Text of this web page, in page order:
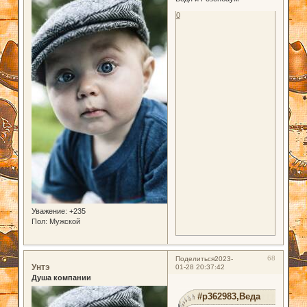
Уважение: +235
Пол: Мужской
0
Поделиться 68
2023-
01-28 20:37:42
Унтэ
Душа компании
#p362983,Веда